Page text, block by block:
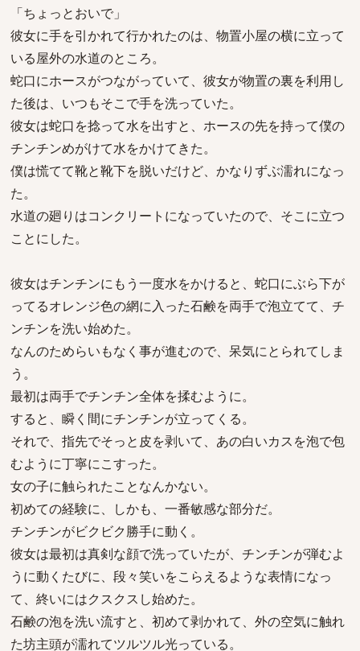
「ちょっとおいで」
彼女に手を引かれて行かれたのは、物置小屋の横に立って
いる屋外の水道のところ。
蛇口にホースがつながっていて、彼女が物置の裏を利用し
た後は、いつもそこで手を洗っていた。
彼女は蛇口を捻って水を出すと、ホースの先を持って僕の
チンチンめがけて水をかけてきた。
僕は慌てて靴と靴下を脱いだけど、かなりずぶ濡れになっ
た。
水道の廻りはコンクリートになっていたので、そこに立つ
ことにした。
彼女はチンチンにもう一度水をかけると、蛇口にぶら下が
ってるオレンジ色の網に入った石鹸を両手で泡立てて、チ
ンチンを洗い始めた。
なんのためらいもなく事が進むので、呆気にとられてしま
う。
最初は両手でチンチン全体を揉むように。
すると、瞬く間にチンチンが立ってくる。
それで、指先でそっと皮を剥いて、あの白いカスを泡で包
むように丁寧にこすった。
女の子に触られたことなんかない。
初めての経験に、しかも、一番敏感な部分だ。
チンチンがビクビク勝手に動く。
彼女は最初は真剣な顔で洗っていたが、チンチンが弾むよ
うに動くたびに、段々笑いをこらえるような表情になっ
て、終いにはクスクスし始めた。
石鹸の泡を洗い流すと、初めて剥かれて、外の空気に触れ
た坊主頭が濡れてツルツル光っている。